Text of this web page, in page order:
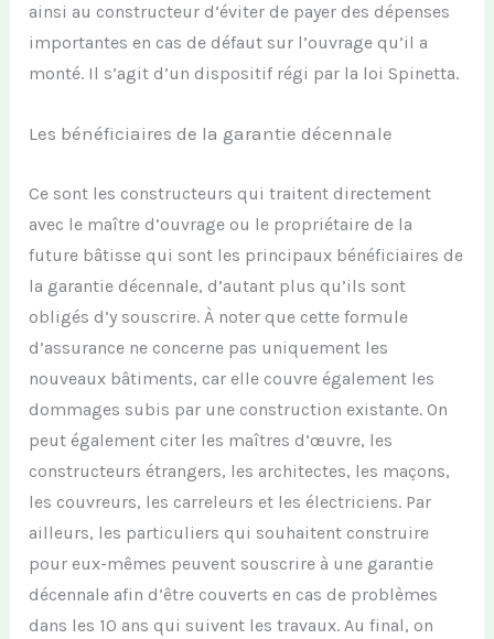
ainsi au constructeur d‘éviter de payer des dépenses
importantes en cas de défaut sur l’ouvrage qu’il a
monté. Il s’agit d’un dispositif régi par la loi Spinetta.
Les bénéficiaires de la garantie décennale
Ce sont les constructeurs qui traitent directement
avec le maître d’ouvrage ou le propriétaire de la
future bâtisse qui sont les principaux bénéficiaires de
la garantie décennale, d’autant plus qu’ils sont
obligés d’y souscrire. À noter que cette formule
d’assurance ne concerne pas uniquement les
nouveaux bâtiments, car elle couvre également les
dommages subis par une construction existante. On
peut également citer les maîtres d’œuvre, les
constructeurs étrangers, les architectes, les maçons,
les couvreurs, les carreleurs et les électriciens. Par
ailleurs, les particuliers qui souhaitent construire
pour eux-mêmes peuvent souscrire à une garantie
décennale afin d’être couverts en cas de problèmes
dans les 10 ans qui suivent les travaux. Au final, on